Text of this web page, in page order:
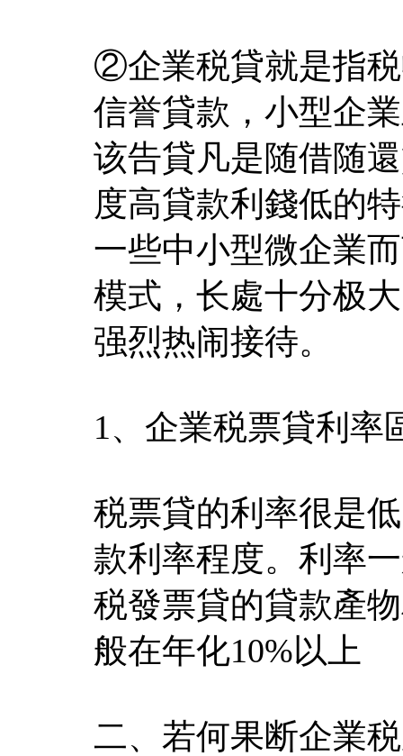
②企業税貸就是指
信誉貸款，小型企
该告貸凡是随借随
度高貸款利錢低的
一些中小型微企業
模式，长處十分极
强烈热闹接待。
1、企業税票貸利率
税票貸的利率很是
款利率程度。利率
税發票貸的貸款產
般在年化10%以上
二、若何果断企業